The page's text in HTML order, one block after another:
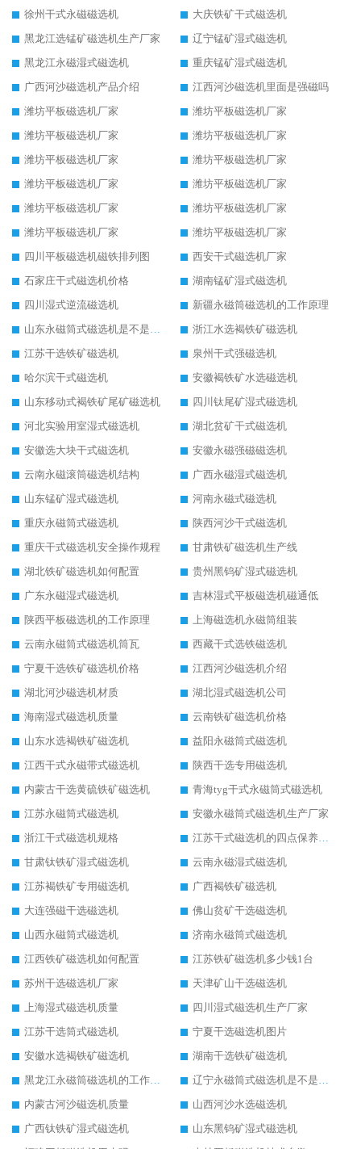
徐州干式永磁磁选机
大庆铁矿干式磁选机
黑龙江选锰矿磁选机生产厂家
辽宁锰矿湿式磁选机
黑龙江永磁湿式磁选机
重庆锰矿湿式磁选机
广西河沙磁选机产品介绍
江西河沙磁选机里面是强磁吗
潍坊平板磁选机厂家
潍坊平板磁选机厂家
潍坊平板磁选机厂家
潍坊平板磁选机厂家
潍坊平板磁选机厂家
潍坊平板磁选机厂家
潍坊平板磁选机厂家
潍坊平板磁选机厂家
潍坊平板磁选机厂家
潍坊平板磁选机厂家
潍坊平板磁选机厂家
潍坊平板磁选机厂家
四川平板磁选机磁铁排列图
西安干式磁选机厂家
石家庄干式磁选机价格
湖南锰矿湿式磁选机
四川湿式逆流磁选机
新疆永磁筒磁选机的工作原理
山东永磁筒式磁选机是不是强磁
浙江水选褐铁矿磁选机
江苏干选铁矿磁选机
泉州干式强磁选机
哈尔滨干式磁选机
安徽褐铁矿水选磁选机
山东移动式褐铁矿尾矿磁选机
四川钛尾矿湿式磁选机
河北实验用室湿式磁选机
湖北贫矿干式磁选机
安徽选大块干式磁选机
安徽永磁强磁磁选机
云南永磁滚筒磁选机结构
广西永磁湿式磁选机
山东锰矿湿式磁选机
河南永磁式磁选机
重庆永磁筒式磁选机
陕西河沙干式磁选机
重庆干式磁选机安全操作规程
甘肃铁矿磁选机生产线
湖北铁矿磁选机如何配置
贵州黑钨矿湿式磁选机
广东永磁湿式磁选机
吉林湿式平板磁选机磁通低
陕西平板磁选机的工作原理
上海磁选机永磁筒组装
云南永磁筒式磁选机筒瓦
西藏干式选铁磁选机
宁夏干选铁矿磁选机价格
江西河沙磁选机介绍
湖北河沙磁选机材质
湖北湿式磁选机公司
海南湿式磁选机质量
云南铁矿磁选机价格
山东水选褐铁矿磁选机
益阳永磁筒式磁选机
江西干式永磁带式磁选机
陕西干选专用磁选机
内蒙古干选黄硫铁矿磁选机
青海tyg干式永磁筒式磁选机
江苏永磁筒式磁选机
安徽永磁筒式磁选机生产厂家
浙江干式磁选机规格
江苏干式磁选机的四点保养秘籍
甘肃钛铁矿湿式磁选机
云南永磁湿式磁选机
江苏褐铁矿专用磁选机
广西褐铁矿磁选机
大连强磁干选磁选机
佛山贫矿干选磁选机
山西永磁筒式磁选机
济南永磁筒式磁选机
江西铁矿磁选机如何配置
江苏铁矿磁选机多少钱1台
苏州干选磁选机厂家
天津矿山干选磁选机
上海湿式磁选机质量
四川湿式磁选机生产厂家
江苏干选筒式磁选机
宁夏干选磁选机图片
安徽水选褐铁矿磁选机
湖南干选铁矿磁选机
黑龙江永磁筒磁选机的工作原理
辽宁永磁筒式磁选机是不是强磁
内蒙古河沙磁选机质量
山西河沙水选磁选机
广西钛铁矿湿式磁选机
山东黑钨矿湿式磁选机